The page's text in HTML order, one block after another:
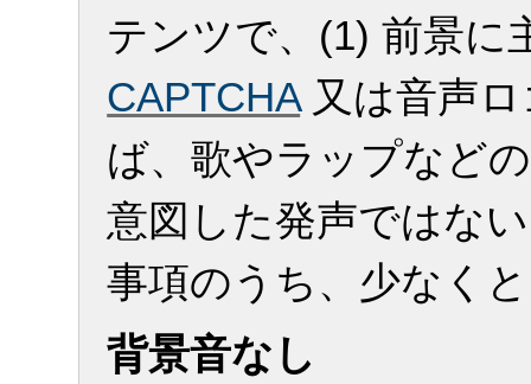
テンツで、(1) 前景に
CAPTCHA又は音声ロ
ば、歌やラップなど
意図した発声ではな
事項のうち、少なく
背景音なし